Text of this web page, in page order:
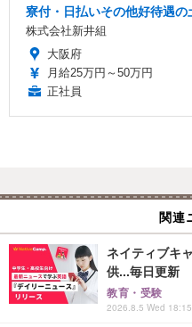
寮付・日払いその他好待遇の
株式会社新井組
大阪府
月給25万円～50万円
正社員
関連
ネイティブキ
供...毎日更新
教育・受験
2026.8.5 Wed 18:15